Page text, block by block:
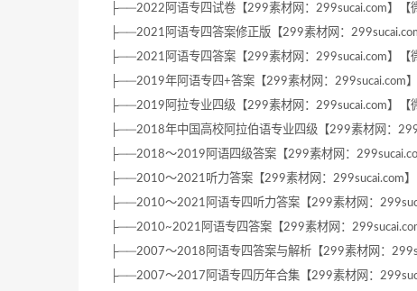
├──2022阿语专四试卷【299素材网：299sucai.com】【
├──2021阿语专四答案修正版【299素材网：
├──2021阿语专四答案【299素材网：299sucai.com】【
├──2019年阿语专四+答案【299素材网：299sucai.com
├──2019阿拉专业四级【299素材网：299sucai.com】【
├──2018年中国高校阿拉伯语专业四级【299素材网：
├──2018～2019阿语四级答案【299素材网：
├──2010～2021听力答案【299素材网：299sucai.com
├──2010～2021阿语专四听力答案【299素材网：
├──2010~2021阿语专四答案【299素材网：
├──2007～2018阿语专四答案与解析【299素材网：
├──2007～2017阿语专四历年合集【299素材网：